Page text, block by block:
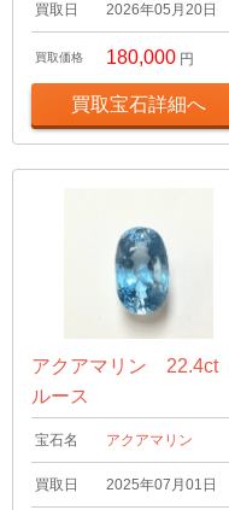
買取日 2026年05月20日
買取価格 180,000 円
買取宝石詳細へ
アクアマリン 22.4ct
ルース
宝石名 アクアマリン
買取日 2025年07月01日